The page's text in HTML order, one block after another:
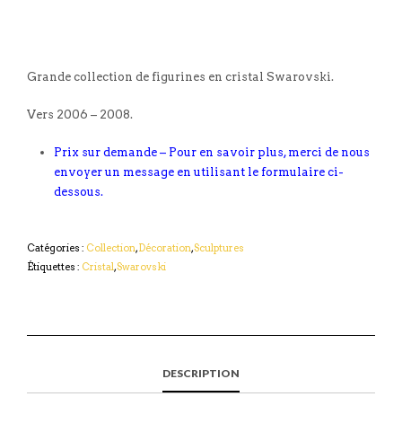
Grande collection de figurines en cristal Swarovski.
Vers 2006 – 2008.
Prix sur demande – Pour en savoir plus, merci de nous
envoyer un message en utilisant le formulaire ci-
dessous.
Catégories : Collection,Décoration,Sculptures
Étiquettes : Cristal,Swarovski
DESCRIPTION